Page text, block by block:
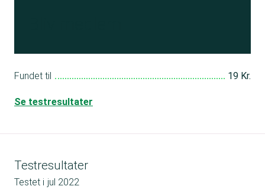
Fundet til 19 Kr.
Se testresultater
Testresultater
Testet i jul 2022